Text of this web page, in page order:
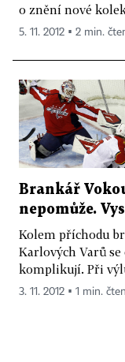
o znění nové
5. 11. 2012 ▪ 2 min.
Brankář
nepomůže.
Kolem příchodu
Karlových Varů
komplikují. Při
3. 11. 2012 ▪ 1 min.